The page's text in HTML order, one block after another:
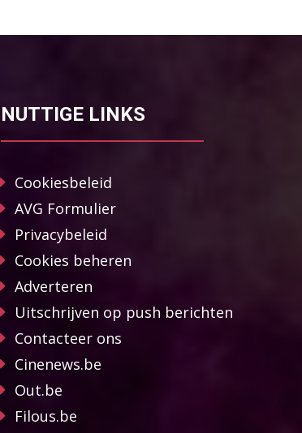
NUTTIGE LINKS
Cookiesbeleid
AVG Formulier
Privacybeleid
Cookies beheren
Adverteren
Uitschrijven op push berichten
Contacteer ons
Cinenews.be
Out.be
Filous.be